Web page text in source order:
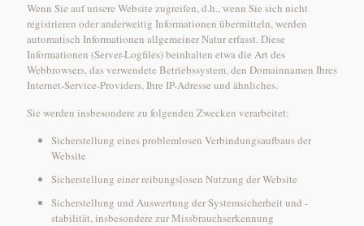
Wenn Sie auf unsere Website zugreifen, d.h., wenn Sie sich nicht
registrieren oder anderweitig Informationen übermitteln, werden
automatisch Informationen allgemeiner Natur erfasst. Diese
Informationen (Server-Logfiles) beinhalten etwa die Art des
Webbrowsers, das verwendete Betriebssystem, den Domainnamen Ihres
Internet-Service-Providers, Ihre IP-Adresse und ähnliches.
Sie werden insbesondere zu folgenden Zwecken verarbeitet:
Sicherstellung eines problemlosen Verbindungsaufbaus der
Website
Sicherstellung einer reibungslosen Nutzung der Website
Sicherstellung und Auswertung der Systemsicherheit und -
stabilität, insbesondere zur Missbrauchserkennung